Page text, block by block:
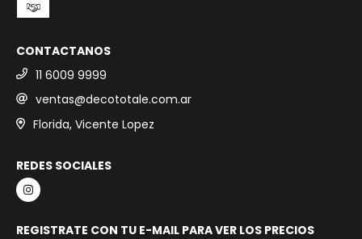
CONTACTANOS
11 6009 9999
ventas@decototale.com.ar
Florida, Vicente Lopez
REDES SOCIALES
REGISTRATE CON TU E-MAIL PARA VER LOS PRECIOS